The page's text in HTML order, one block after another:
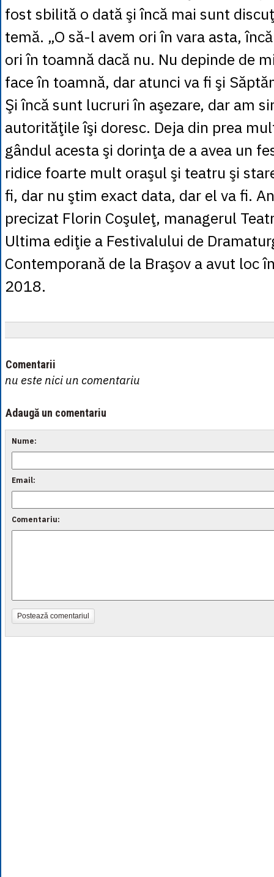
fost sbilită o dată şi încă mai sunt
temă. „O să-l avem ori în vara asta,
ori în toamnă dacă nu. Nu depinde de
face în toamnă, dar atunci va fi şi
Şi încă sunt lucruri în aşezare, dar am
autorităţile îşi doresc. Deja din prea
gândul acesta şi dorinţa de a avea un
ridice foarte mult oraşul şi teatru şi
fi, dar nu ştim exact data, dar el va fi.
precizat Florin Coşuleţ, managerul
Ultima ediţie a Festivalului de
Contemporană de la Braşov a avut loc
2018.
Comentarii
nu este nici un comentariu
Adaugă un comentariu
Nume:
Email:
Comentariu:
Postează comentariul